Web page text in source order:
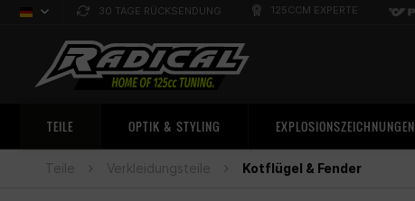
Deutsch
Sprachauswahl
30 TAGE RÜCKSENDUNG 125CCM EXPERTE
TEILE OPTIK & STYLING EXPLOSIONSZEICHNUNGEN
Teile Verkleidungsteile Kotflügel & Fender